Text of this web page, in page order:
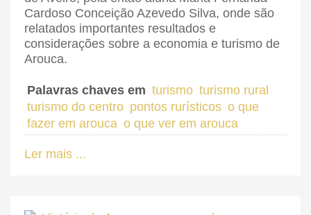
Cardoso Conceição Azevedo Silva, onde são
relatados importantes resultados e
considerações sobre a economia e turismo de
Arouca.
Palavras chaves em turismo turismo rural
turismo do centro pontos rurísticos o que
fazer em arouca o que ver em arouca
Ler mais ...